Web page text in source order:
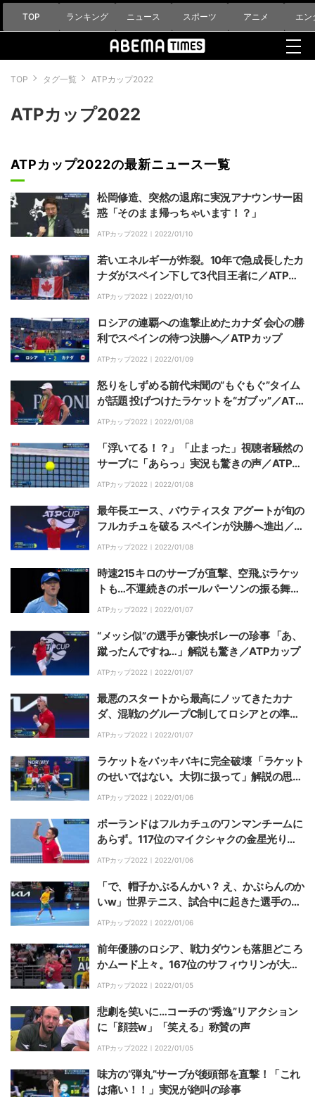
TOP ランキング ニュース スポーツ アニメ エン
TOP タグ一覧 ATPカップ2022
ATPカップ2022
ATPカップ2022の最新ニュース一覧
松岡修造、突然の退席に実況アナウンサー困
惑「そのまま帰っちゃいます！？」
ATPカップ2022｜ 2022/01/10
若いエネルギーが炸裂。10年で急成長したカ
ナダがスペイン下して3代目王者に／ATPカ
ップ
ATPカップ2022｜ 2022/01/10
ロシアの連覇への進撃止めたカナダ 会心の勝
利でスペインの待つ決勝へ／ATPカップ
ATPカップ2022｜ 2022/01/09
怒りをしずめる前代未聞の“もぐもぐ”タイム
が話題 投げつけたラケットを“ガブッ”／ATP
カップ
ATPカップ2022｜ 2022/01/08
「浮いてる！？」「止まった」視聴者騒然の
サーブに「あらっ」実況も驚きの声／ATPカ
ップ
ATPカップ2022｜ 2022/01/08
最年長エース、バウティスタ アグートが旬の
フルカチュを破る スペインが決勝へ進出／A
TPカップ
ATPカップ2022｜ 2022/01/08
時速215キロのサーブが直撃、空飛ぶラケッ
トも…不運続きのボールパーソンの振る舞い
に注目集まる／ATPカップ
ATPカップ2022｜ 2022/01/07
“メッシ似”の選手が豪快ボレーの珍事 「あ、
蹴ったんですね…」解説も驚き／ATPカップ
ATPカップ2022｜ 2022/01/07
最悪のスタートから最高にノッてきたカナ
ダ、混戦のグループC制してロシアとの準決
勝へ／ATPカップ
ATPカップ2022｜ 2022/01/07
ラケットをバッキバキに完全破壊 「ラケット
のせいではない。大切に扱って」解説の思い
に共感の声／ATPカップ
ATPカップ2022｜ 2022/01/06
ポーランドはフルカチュのワンマンチームに
あらず。117位のマイクシャクの金星光り、
アルゼンチンに完勝／ATPカップ
ATPカップ2022｜ 2022/01/06
「で、帽子かぶるんかい？ え、かぶらんのか
いw」世界テニス、試合中に起きた選手のコ
ミカルなドタバタ劇に反響／ATPカップ
ATPカップ2022｜ 2022/01/06
前年優勝のロシア、戦力ダウンも落胆どころ
かムード上々。167位のサフィウリンが大活
躍
ATPカップ2022｜ 2022/01/05
悲劇を笑いに…コーチの“秀逸”リアクション
に「顔芸w」「笑える」称賛の声
ATPカップ2022｜ 2022/01/05
味方の“弾丸”サーブが後頭部を直撃！「これ
は痛い！！」実況が絶叫の珍事